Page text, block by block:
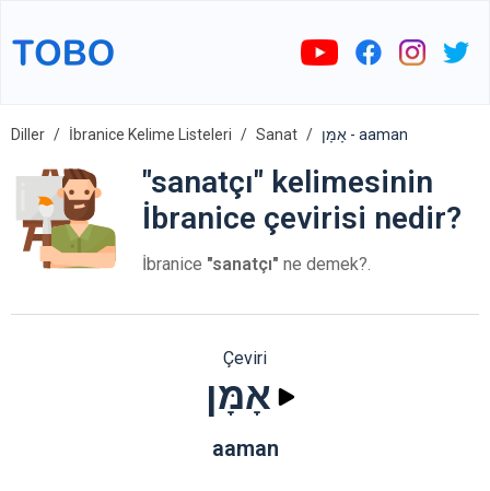
Diller İbranice Kelime Listeleri Sanat אָמָּן - aaman
"sanatçı" kelimesinin
İbranice çevirisi nedir?
İbranice "sanatçı" ne demek?.
Çeviri
אָמָּן
aaman